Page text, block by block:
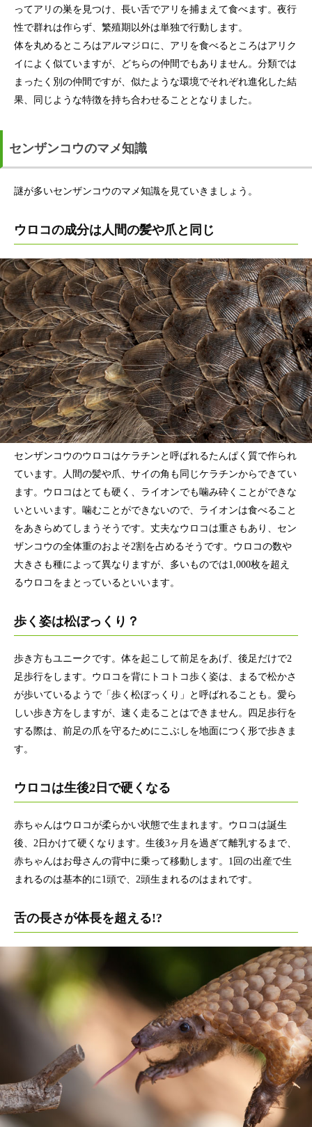
ってアリの巣を見つけ、長い舌でアリを捕まえて食べます。夜行
性で群れは作らず、繁殖期以外は単独で行動します。
体を丸めるところはアルマジロに、アリを食べるところはアリク
イによく似ていますが、どちらの仲間でもありません。分類では
まったく別の仲間ですが、似たような環境でそれぞれ進化した結
果、同じような特徴を持ち合わせることとなりました。
センザンコウのマメ知識
謎が多いセンザンコウのマメ知識を見ていきましょう。
ウロコの成分は人間の髪や爪と同じ
センザンコウのウロコはケラチンと呼ばれるたんぱく質で作られ
ています。人間の髪や爪、サイの角も同じケラチンからできてい
ます。ウロコはとても硬く、ライオンでも噛み砕くことができな
いといいます。噛むことができないので、ライオンは食べること
をあきらめてしまうそうです。丈夫なウロコは重さもあり、セン
ザンコウの全体重のおよそ2割を占めるそうです。ウロコの数や
大きさも種によって異なりますが、多いものでは1,000枚を超え
るウロコをまとっているといいます。
歩く姿は松ぼっくり？
歩き方もユニークです。体を起こして前足をあげ、後足だけで2
足歩行をします。ウロコを背にトコトコ歩く姿は、まるで松かさ
が歩いているようで「歩く松ぼっくり」と呼ばれることも。愛ら
しい歩き方をしますが、速く走ることはできません。四足歩行を
する際は、前足の爪を守るためにこぶしを地面につく形で歩きま
す。
ウロコは生後2日で硬くなる
赤ちゃんはウロコが柔らかい状態で生まれます。ウロコは誕生
後、2日かけて硬くなります。生後3ヶ月を過ぎて離乳するまで、
赤ちゃんはお母さんの背中に乗って移動します。1回の出産で生
まれるのは基本的に1頭で、2頭生まれるのはまれです。
舌の長さが体長を超える!?